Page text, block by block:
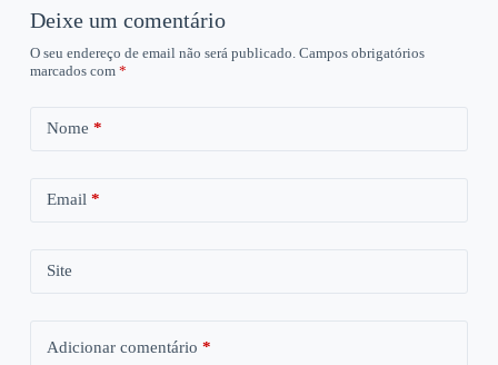
Deixe um comentário
O seu endereço de email não será publicado. Campos obrigatórios
marcados com *
Nome *
Email *
Site
Adicionar comentário *